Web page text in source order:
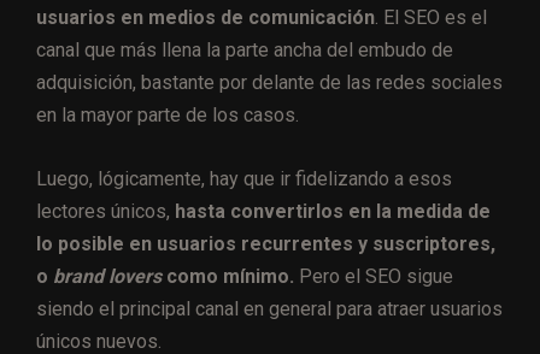
usuarios en medios de comunicación. El SEO es el
canal que más llena la parte ancha del embudo de
adquisición, bastante por delante de las redes sociales
en la mayor parte de los casos.
Luego, lógicamente, hay que ir fidelizando a esos
lectores únicos, hasta convertirlos en la medida de
lo posible en usuarios recurrentes y suscriptores,
o brand loverscomo mínimo. Pero el SEO sigue
siendo el principal canal en general para atraer usuarios
únicos nuevos.